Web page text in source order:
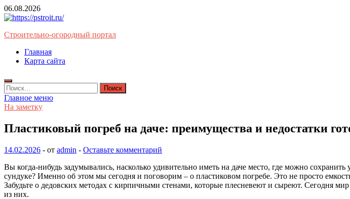
Перейти
к
06.08.2026
Строительно-огородный портал
Главная
Карта сайта
Найти:
Главное меню
На заметку
Пластиковый погреб на даче: преимущества и недостатки
14.02.2026 - от admin - Оставьте комментарий
Вы когда-нибудь задумывались, насколько удивительно иметь на даче место, где можно
сундуке? Именно об этом мы сегодня и поговорим – о пластиковом погребе. Это не просто
Забудьте о дедовских методах с кирпичными стенами, которые плесневеют и сыреют. Сегодня
из них.